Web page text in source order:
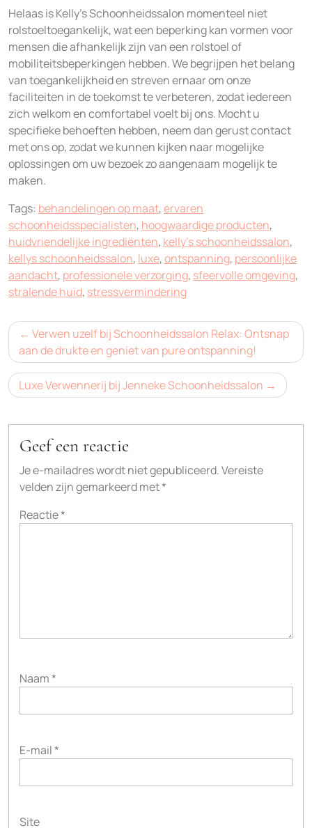
Helaas is Kelly’s Schoonheidssalon momenteel niet
rolstoeltoegankelijk, wat een beperking kan vormen voor
mensen die afhankelijk zijn van een rolstoel of
mobiliteitsbeperkingen hebben. We begrijpen het belang
van toegankelijkheid en streven ernaar om onze
faciliteiten in de toekomst te verbeteren, zodat iedereen
zich welkom en comfortabel voelt bij ons. Mocht u
specifieke behoeften hebben, neem dan gerust contact
met ons op, zodat we kunnen kijken naar mogelijke
oplossingen om uw bezoek zo aangenaam mogelijk te
maken.
Tags: behandelingen op maat,ervaren
schoonheidsspecialisten, hoogwaardige producten,
huidvriendelijke ingrediënten, kelly's schoonheidssalon,
kellys schoonheidssalon, luxe,ontspanning, persoonlijke
aandacht, professionele verzorging, sfeervolle omgeving,
stralende huid, stressvermindering
Bericht
navigatie
Verwen uzelf bij Schoonheidssalon Relax: Ontsnap
aan de drukte en geniet van pure ontspanning!
Luxe Verwennerij bij Jenneke Schoonheidssalon
Geef een reactie
Je e-mailadres wordt niet gepubliceerd.Vereiste
velden zijn gemarkeerd met*
Reactie*
Naam*
E-mail*
Site